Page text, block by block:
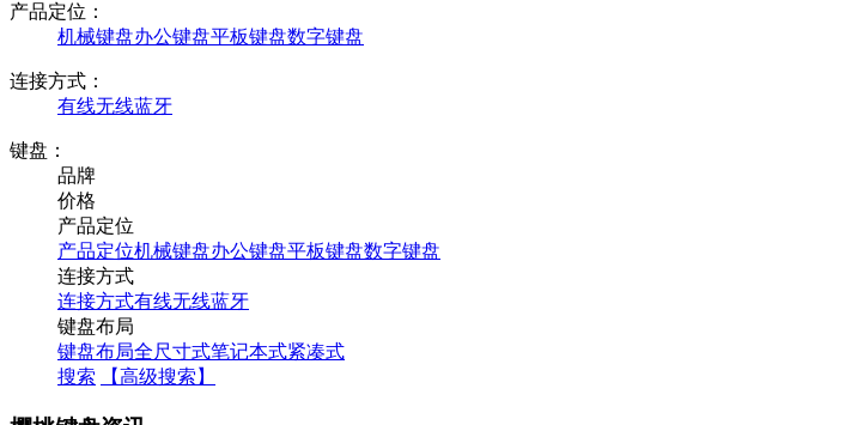
产品定位：
机械键盘办公键盘平板键盘数字键盘
连接方式：
有线无线蓝牙
键盘：
品牌
价格
产品定位
产品定位机械键盘办公键盘平板键盘数字键盘
连接方式
连接方式有线无线蓝牙
键盘布局
键盘布局全尺寸式笔记本式紧凑式
搜索
【高级搜索】